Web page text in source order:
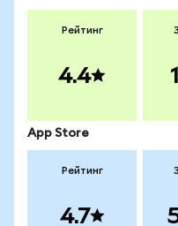
Рейтинг
4.4
App Store
Рейтинг
4.7